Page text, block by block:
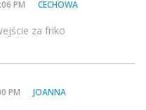
PM CECHOWA
za friko
PM JOANNA